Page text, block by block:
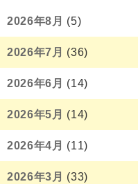
2026年8月 (5)
2026年7月 (36)
2026年6月 (14)
2026年5月 (14)
2026年4月 (11)
2026年3月 (33)